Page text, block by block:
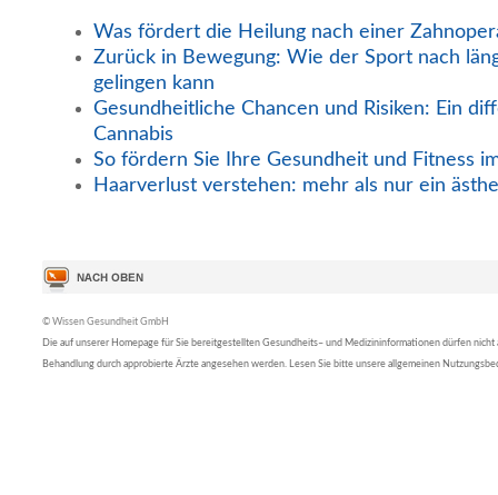
Was fördert die Heilung nach einer
Zurück in Bewegung: Wie der Sport nach
gelingen kann
Gesundheitliche Chancen und Risiken: Ein
Cannabis
So fördern Sie Ihre Gesundheit und Fitness
Haarverlust verstehen: mehr als nur ein
© Wissen Gesundheit GmbH
Die auf unserer Homepage für Sie bereitgestellten Gesundheits– und Medizininformationen dürfen nicht
Behandlung durch approbierte Ärzte angesehen werden. Lesen Sie bitte unsere allgemeinen